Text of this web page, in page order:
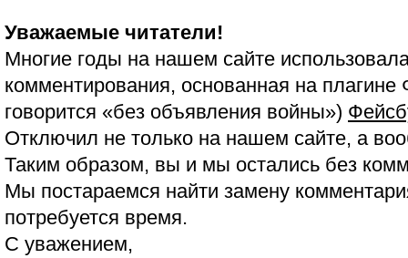
Уважаемые читатели!
Многие годы на нашем сайте
комментирования, основанная на
говорится «без объявления войны»)
Отключил не только на нашем сайте, а
Таким образом, вы и мы остались без
Мы постараемся найти замену
потребуется время.
С уважением,